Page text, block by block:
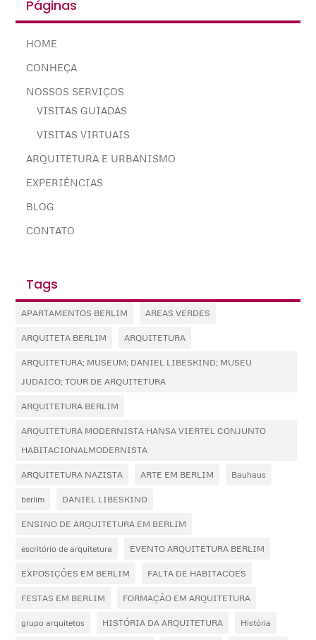
Páginas
HOME
CONHEÇA
NOSSOS SERVIÇOS
VISITAS GUIADAS
VISITAS VIRTUAIS
ARQUITETURA E URBANISMO
EXPERIÊNCIAS
BLOG
CONTATO
Tags
APARTAMENTOS BERLIM AREAS VERDES
ARQUITETA BERLIM ARQUITETURA
ARQUITETURA; MUSEUM; DANIEL LIBESKIND; MUSEU
JUDAICO; TOUR DE ARQUITETURA
ARQUITETURA BERLIM
ARQUITETURA MODERNISTA HANSA VIERTEL CONJUNTO
HABITACIONALMODERNISTA
ARQUITETURA NAZISTA ARTE EM BERLIM Bauhaus
berlim DANIEL LIBESKIND
ENSINO DE ARQUITETURA EM BERLIM
escritório de arquitetura EVENTO ARQUITETURA BERLIM
EXPOSIÇÕES EM BERLIM FALTA DE HABITACOES
FESTAS EM BERLIM FORMAÇÃO EM ARQUITETURA
grupo arquitetos HISTÓRIA DA ARQUITETURA História